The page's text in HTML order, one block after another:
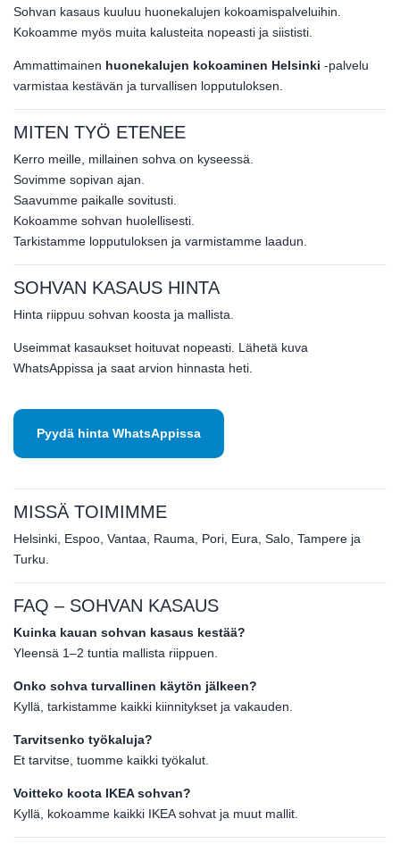
Sohvan kasaus kuuluu huonekalujen kokoamispalveluihin.
Kokoamme myös muita kalusteita nopeasti ja siististi.
Ammattimainen huonekalujen kokoaminen Helsinki -palvelu
varmistaa kestävän ja turvallisen lopputuloksen.
MITEN TYÖ ETENEE
Kerro meille, millainen sohva on kyseessä.
Sovimme sopivan ajan.
Saavumme paikalle sovitusti.
Kokoamme sohvan huolellisesti.
Tarkistamme lopputuloksen ja varmistamme laadun.
SOHVAN KASAUS HINTA
Hinta riippuu sohvan koosta ja mallista.
Useimmat kasaukset hoituvat nopeasti. Lähetä kuva
WhatsAppissa ja saat arvion hinnasta heti.
Pyydä hinta WhatsAppissa
MISSÄ TOIMIMME
Helsinki, Espoo, Vantaa, Rauma, Pori, Eura, Salo, Tampere ja
Turku.
FAQ – SOHVAN KASAUS
Kuinka kauan sohvan kasaus kestää?
Yleensä 1–2 tuntia mallista riippuen.
Onko sohva turvallinen käytön jälkeen?
Kyllä, tarkistamme kaikki kiinnitykset ja vakauden.
Tarvitsenko työkaluja?
Et tarvitse, tuomme kaikki työkalut.
Voitteko koota IKEA sohvan?
Kyllä, kokoamme kaikki IKEA sohvat ja muut mallit.